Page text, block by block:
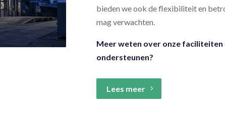
bieden we ook de flexibiliteit en
mag verwachten.
Meer weten over onze faciliteiten
ondersteunen?
Lees meer